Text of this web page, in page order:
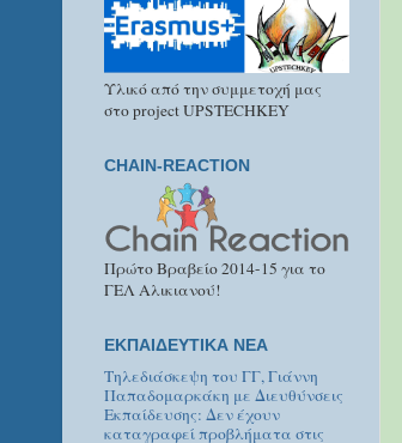
Υλικό από την συμμετοχή μας
στο project UPSTECHKEY
CHAIN-REACTION
Πρώτο Βραβείο 2014-15 για το
ΓΕΛ Αλικιανού!
ΕΚΠΑΙΔΕΥΤΙΚΑ ΝΕΑ
Τηλεδιάσκεψη του ΓΓ, Γιάννη
Παπαδομαρκάκη με Διευθύνσεις
Εκπαίδευσης: Δεν έχουν
καταγραφεί προβλήματα στις